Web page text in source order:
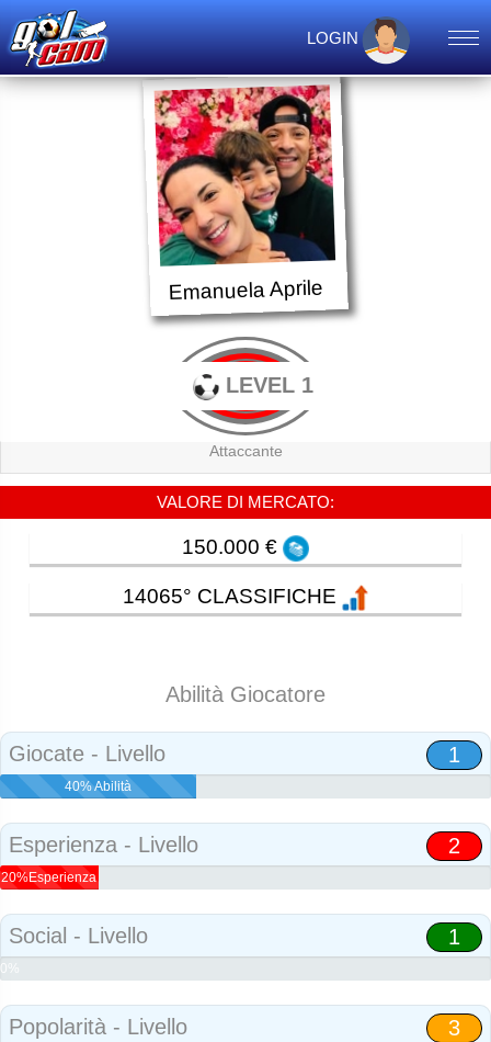
LOGIN
Emanuela Aprile
LEVEL 1
Attaccante
VALORE DI MERCATO:
150.000 €
14065° CLASSIFICHE
Abilità Giocatore
Giocate - Livello 1
40% Abilità
Esperienza - Livello 2
20%Esperienza
Social - Livello 1
0%
Popolarità - Livello 3